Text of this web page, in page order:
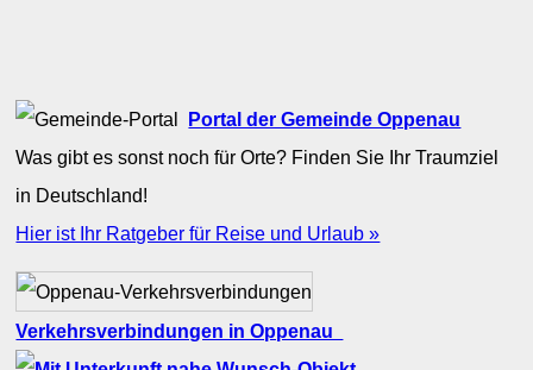
Portal der Gemeinde Oppenau
Was gibt es sonst noch für Orte? Finden Sie Ihr Traumziel
in Deutschland!
Hier ist Ihr Ratgeber für Reise und Urlaub »
Verkehrsverbindungen in Oppenau